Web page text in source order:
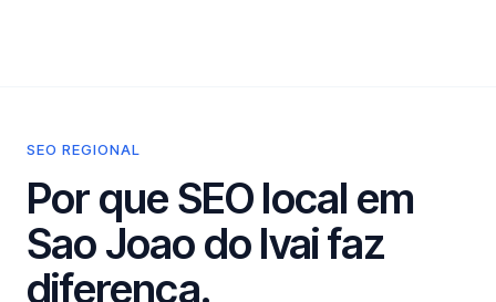
SEO REGIONAL
Por que SEO local em
Sao Joao do Ivai faz
diferença.